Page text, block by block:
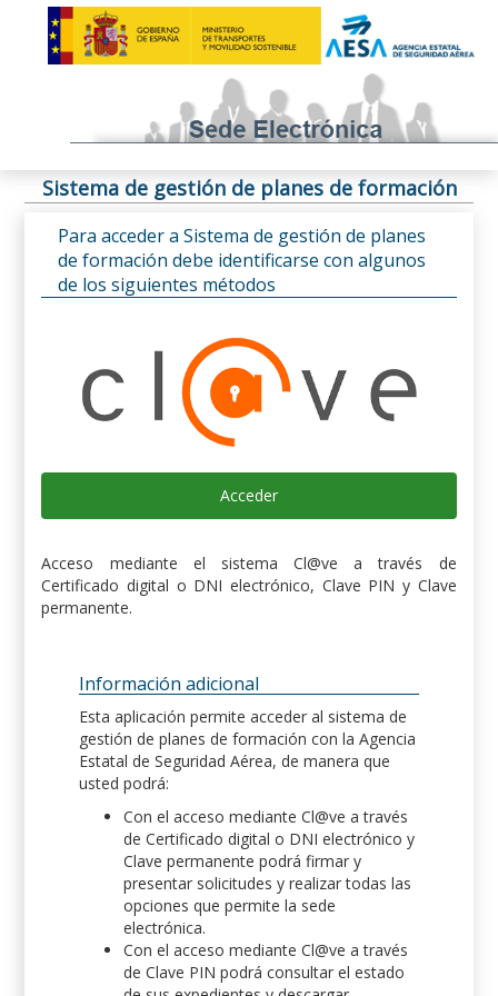
Sistema de gestión de planes de formación
Para acceder a Sistema de gestión de planes
de formación debe identificarse con algunos
de los siguientes métodos
Acceder
Acceso mediante el sistema Cl@ve a través de
Certificado digital o DNI electrónico, Clave PIN y Clave
permanente.
Información adicional
Esta aplicación permite acceder al sistema de
gestión de planes de formación con la Agencia
Estatal de Seguridad Aérea, de manera que
usted podrá:
Con el acceso mediante Cl@ve a través
de Certificado digital o DNI electrónico y
Clave permanente podrá firmar y
presentar solicitudes y realizar todas las
opciones que permite la sede
electrónica.
Con el acceso mediante Cl@ve a través
de Clave PIN podrá consultar el estado